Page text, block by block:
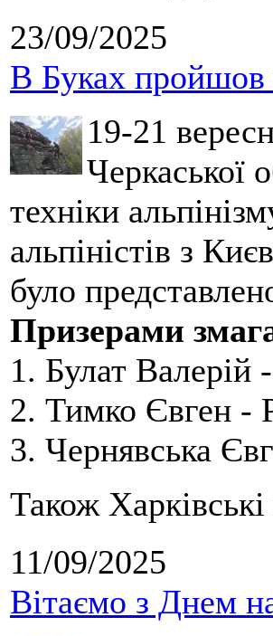
23/09/2025
В Буках пройшов
19-21
Черкаської
техніки
альпіністів з
було
Призерами
1. Булат
2. Тимко Євген -
3. Чернявська
Також
11/09/2025
Вітаємо з Днем